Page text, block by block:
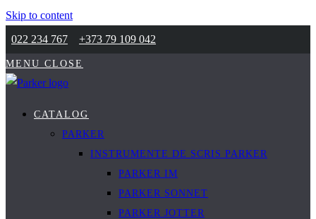
Skip to content
022 234 767
+373 79 109 042
MENU CLOSE
CATALOG
PARKER
INSTRUMENTE DE SCRIS PARKER
PARKER IM
PARKER SONNET
PARKER JOTTER